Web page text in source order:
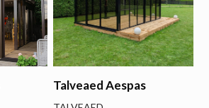
Talveaed Aespas